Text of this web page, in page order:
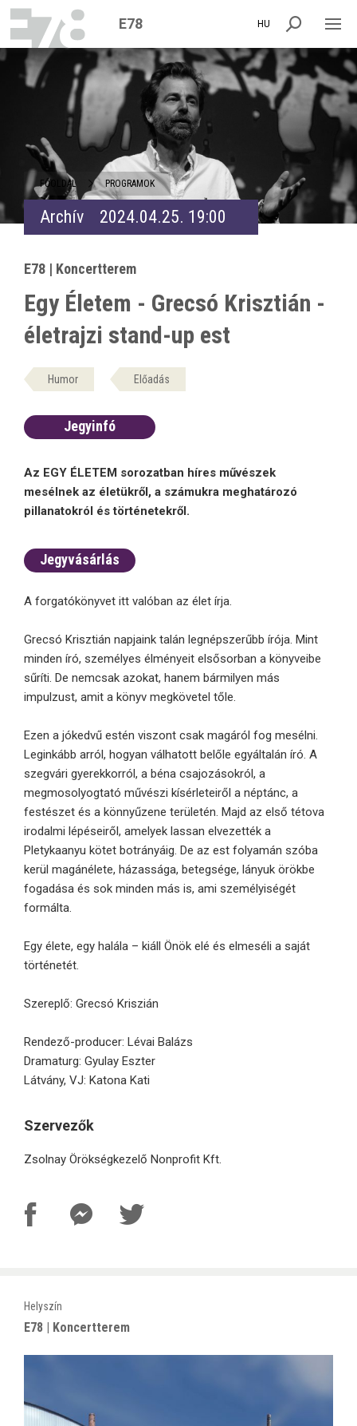
E78 HU
FŐOLDAL PROGRAMOK
Archív 2024.04.25. 19:00
E78 | Koncertterem
Egy Életem - Grecsó Krisztián -
életrajzi stand-up est
Humor Előadás
Jegyinfó
Az EGY ÉLETEM sorozatban híres művészek
mesélnek az életükről, a számukra meghatározó
pillanatokról és történetekről.
Jegyvásárlás
A forgatókönyvet itt valóban az élet írja.
Grecsó Krisztián napjaink talán legnépszerűbb írója. Mint
minden író, személyes élményeit elsősorban a könyveibe
sűríti. De nemcsak azokat, hanem bármilyen más
impulzust, amit a könyv megkövetel tőle.
Ezen a jókedvű estén viszont csak magáról fog mesélni.
Leginkább arról, hogyan válhatott belőle egyáltalán író. A
szegvári gyerekkorról, a béna csajozásokról, a
megmosolyogtató művészi kísérleteiről a néptánc, a
festészet és a könnyűzene területén. Majd az első tétova
irodalmi lépéseiről, amelyek lassan elvezették a
Pletykaanyu kötet botrányáig. De az est folyamán szóba
kerül magánélete, házassága, betegsége, lányuk örökbe
fogadása és sok minden más is, ami személyiségét
formálta.
Egy élete, egy halála – kiáll Önök elé és elmeséli a saját
történetét.
Szereplő: Grecsó Kriszián
Rendező-producer: Lévai Balázs
Dramaturg: Gyulay Eszter
Látvány, VJ: Katona Kati
Szervezők
Zsolnay Örökségkezelő Nonprofit Kft.
Helyszín
E78 | Koncertterem